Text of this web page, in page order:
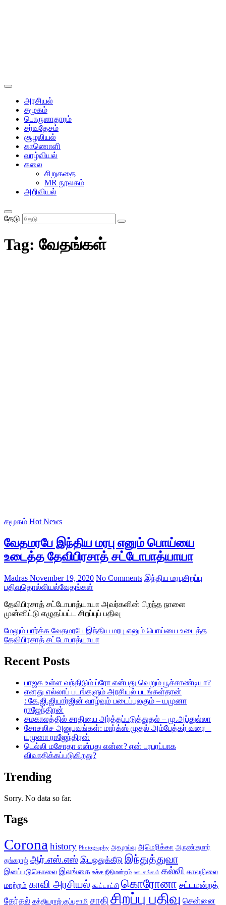
அரசியல்
சமூகம்
பொருளாதாரம்
சர்வதேசம்
சூழலியல்
காணொளி
வாழ்வியல்
கலை
சிறுகதை
MR நூலகம்
அறிவியல்
தேடு
Tag: வேதங்கள்
சமூகம் Hot News
வேதமரபே இந்திய மரபு எனும் பொய்யை
உடைத்த தேவிபிரசாத் சட்டோபாத்யாயா
Madras November 19, 2020 No Comments இந்திய மரபுசிறப்பு
பதிவுதொல்லியல்வேதங்கள்
தேவிபிரசாத் சட்டோபாத்யாயா அவர்களின் பிறந்த நாளை
முன்னிட்டு எழுதப்பட்ட சிறப்புப் பதிவு
மேலும் பார்க்க வேதமரபே இந்திய மரபு எனும் பொய்யை உடைத்த
தேவிபிரசாத் சட்டோபாத்யாயா
Recent Posts
பாஜக உள்ள வந்திடும் ப்ரோ என்பது வெறும் பூச்சாண்டியா?
எனது எல்லாப் படங்களும் அரசியல் படங்கள்தான்
: கே.ஜி.ஜியார்ஜின் வாழ்வும் படைப்புலகும் – யமுனா
ராஜேந்திரன்
சமகாலத்தில் சாதியை அர்த்தப்படுத்துதல் – மு.அப்துல்லா
சோசலிச அனுபவங்கள்: மார்க்ஸ் முதல் அம்பேத்கர் வரை –
யமுனா ராஜேந்திரன்
டெல்லி மசோதா என்பது என்ன? ஏன் பரபரப்பாக
விவாதிக்கப்படுகிறது?
Trending
Sorry. No data so far.
Tags
Corona history Photography அகழாய்வு அமெரிக்கா அருண்குமார்
தங்கராஜ் ஆர்.எஸ்.எஸ் இடஒதுக்கீடு இந்துத்துவா
இனப்படுகொலை இலங்கை உச்ச நீதிமன்றம் ஊடகங்கள் கல்வி காலநிலை
மாற்றம் காவி அரசியல் கூட்டாட்சி கொரோனா சட்டமன்றத்
தேர்தல் சத்தியராஜ் குப்புசாமி சாதிசிறப்பு பதிவு சென்னை